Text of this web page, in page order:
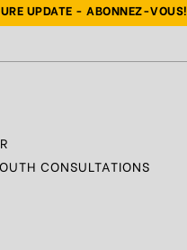
UPDATE - ABONNEZ-VOUS!
CONSULTATIONS